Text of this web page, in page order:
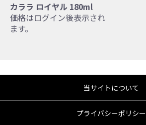
カララ ロイヤル 180ml
価格はログイン後表示され
ます。
当サイトについて
プライバシーポリシー